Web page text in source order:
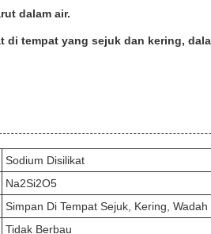
dalam air.
di tempat yang sejuk dan kering,
Sodium Disilikat
Na2Si2O5
Simpan Di Tempat Sejuk, Kering,
Tidak Berbau